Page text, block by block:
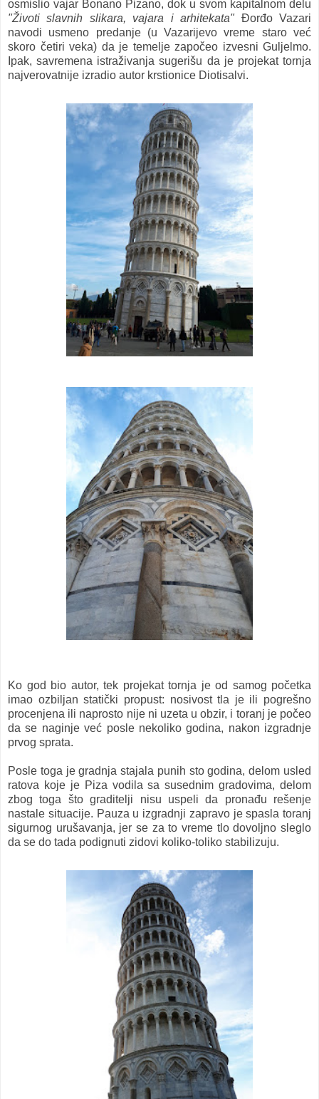
osmislio vajar Bonano Pizano, dok u svom kapitalnom delu
"Životi slavnih slikara, vajara i arhitekata"Đorđo Vazari
navodi usmeno predanje (u Vazarijevo vreme staro već
skoro četiri veka) da je temelje započeo izvesni Guljelmo.
Ipak, savremena istraživanja sugerišu da je projekat tornja
najverovatnije izradio autor krstionice Diotisalvi.
Ko god bio autor, tek projekat tornja je od samog početka
imao ozbiljan statički propust: nosivost tla je ili pogrešno
procenjena ili naprosto nije ni uzeta u obzir, i toranj je počeo
da se naginje već posle nekoliko godina, nakon izgradnje
prvog sprata.
Posle toga je gradnja stajala punih sto godina, delom usled
ratova koje je Piza vodila sa susednim gradovima, delom
zbog toga što graditelji nisu uspeli da pronađu rešenje
nastale situacije. Pauza u izgradnji zapravo je spasla toranj
sigurnog urušavanja, jer se za to vreme tlo dovoljno sleglo
da se do tada podignuti zidovi koliko-toliko stabilizuju.